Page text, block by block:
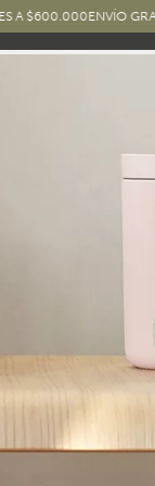
ENVÍO GRATIS EN